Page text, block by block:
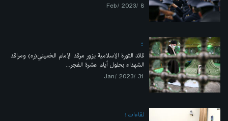
8 /Feb/ 2023
قائد الثورة الإسلامية يزور مرقد الإمام الخميني(ره) ومراقد
الشهداء بحلول أيام عشرة الفجر...
31 /Jan/ 2023
لقاءات